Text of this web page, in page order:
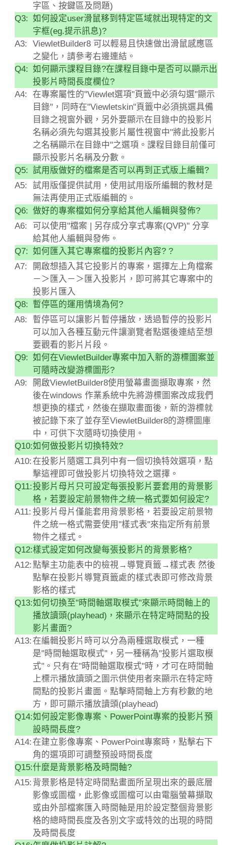
字區、按鍵區及問題)
Q3: 如何設定user滑鼠移到特定區域就出現特定的文
字框(eg.提示訊息)?
A3:
ViewletBuilder8 可以輕易且快速做出滑鼠感應區
之變化，請參考右邊連結。
Q4: 如何顯示課程目錄?在課程目錄中是否可以顯示出
投影片時間長度欄位?
A4:
在專案屬性的"Viewlet選項"頁籤中必須勾選"顯示
目錄"，同時在"Viewletskin"頁籤中必須挑選具備
目錄之視窗外觀，另外要顯示在目錄中的投影片
名稱必須先勾選其投影片屬性視窗中"將此投影片
之名稱顯示在目錄中"之選項。課程目錄目前僅可
顯示投影片名稱及分數。
Q5: 試用版做好的檔案是否可以再到正式版上編輯?
A5:
試用版僅提供試用，使用試用版所編輯的教材是
無法再使用正式版編輯的。
Q6: 做好的專案檔如何分享給其他人編輯與發佈?
A6:
可以使用"檔案 | 另存成分享式專案(QVP)" 分享
給其他人編輯與發佈。
Q7: 如何匯入其它專案檔的投影片內容? ?
A7:
開啟想插入其它投影片的專案，選擇左上角檔案
－＞匯入－＞匯入投影片，即可將其它專案中的
投影片匯入
Q8: 暫停區的運用情境為何?
A8:
暫停區可以讓影片暫停播放，透過暫停的投影片
可以加入各種互動元件讓瀏覽者點選後連結至想
要觀看的影片片段。
Q9: 如何在ViewletBuilder專案中加入新的游標圖案並
可隨時改變游標圖形?
A9:
開啟ViewletBuilder8使用螢幕畫面擷取專案，然
後在windows 作業系統中先將游標圖案改成我們
想更換的樣式，然後在擷取畫面後，新的游標就
被記錄下來了並存至ViewletBuilder8的游標圖庫
中，可供下次隨時切換使用。
Q10:如何做投影片切換特效?
A10:在投影片隨選工具列中有一個切換特效選項，點
擊這裡即可做投影片切換特效之選擇。
Q11:投影片母片只可設定每張投影片要套用的背景影
格，若要設定前景物件之統一格式要如何設定?
A11: 投影片母片僅能套用背景影格，若要設定前景物
件之統一格式需要使用"樣式表"來指定所有前景
物件之樣式。
Q12:樣式設定如何改變每張投影片的背景影格?
A12: 點擊主功能表中的檢視→導覽頁籤→樣式表 然後
點擊在投影片導覽頁籤處的樣式表即可修改背景
影格的樣式
Q13:如何切換至"時間軸選取模式"來顯示時間軸上的
播放讀頭(playhead)，來顯示在特定時間點的投
影片畫面?
A13:在編輯投影片時可以分為兩種選取模式，一種
是"時間軸選取模式"，另一種稱為"投影片選取模
式"。只有在"時間軸選取模式"時，才可在時間軸
上標示播放讀頭之圖示供使用者來顯示在特定時
間點的投影片畫面。點擊時間軸上方有秒數的地
方，即可顯示播放讀頭(playhead)
Q14:如何設定影像專案、PowerPoint專案的投影片預
設時間長度?
A14:在建立影像專案、PowerPoint專案時，點擊右下
角的選項即可調整預設時間長度
Q15:什麼是背景影格及時間軸?
A15: 背景影格是特定時間點畫面所呈現出來的最底層
影像或圖檔，此影像或圖檔可以由電腦螢幕擷取
或由外部檔案匯入時間軸是用於設定整個背景影
格的總時間長度及各別文字或特效的出現的時間
及時間長度